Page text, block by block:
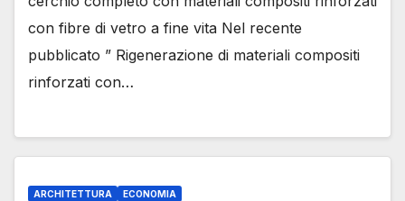
con fibre di vetro a fine vita Nel recente
pubblicato ” Rigenerazione di materiali compositi
rinforzati con…
ARCHITETTURA ECONOMIA